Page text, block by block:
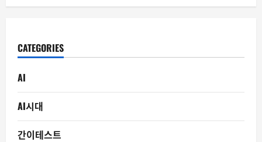
CATEGORIES
AI
AI시대
간이테스트